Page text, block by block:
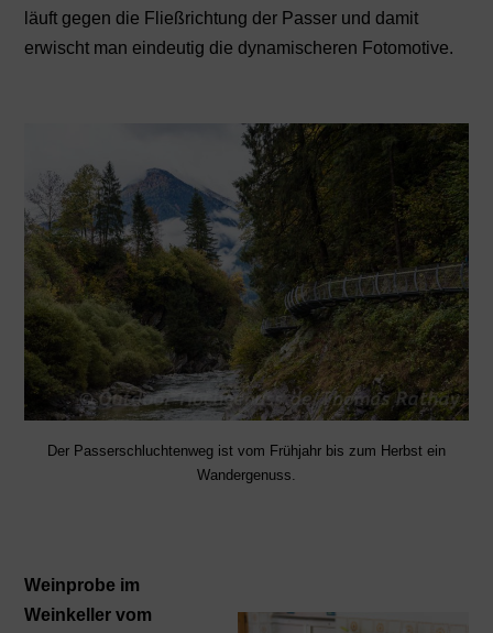
läuft gegen die Fließrichtung der Passer und damit
erwischt man eindeutig die dynamischeren Fotomotive.
Der Passerschluchtenweg ist vom Frühjahr bis zum Herbst ein
Wandergenuss.
Weinprobe im
Weinkeller vom